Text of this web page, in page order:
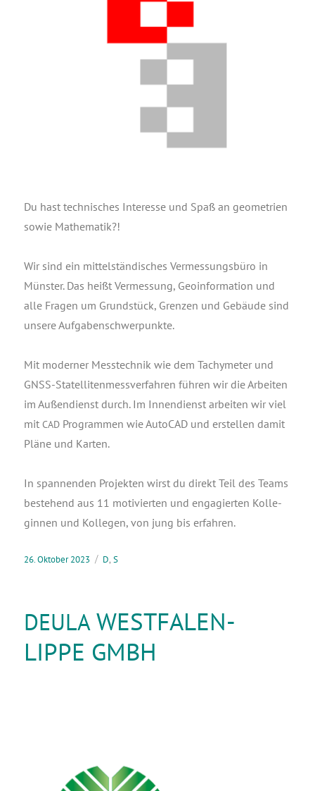
Du hast tech­ni­sches Inter­es­se und Spaß an geo­me­trien
sowie Mathematik?!
Wir sind ein mit­tel­stän­di­sches Ver­mes­sungs­bü­ro in
Müns­ter. Das heißt Ver­mes­sung, Geo­in­for­ma­ti­on und
alle Fra­gen um Grund­stück, Gren­zen und Gebäu­de sind
unse­re Aufgabenschwerpunkte.
Mit moder­ner Mess­tech­nik wie dem Tachy­me­ter und
GNSS-Sta­tel­li­ten­mess­ver­fah­ren füh­ren wir die Arbei­ten
im Außen­dienst durch. Im Innen­dienst arbei­ten wir viel
mitCAD Pro­gram­men wie Auto­CAD und erstel­len damit
Plä­ne und Karten.
In span­nen­den Pro­jek­ten wirst du direkt Teil des Teams
bestehend aus 11 moti­vier­ten und enga­gier­ten Kol­le­
gin­nen und Kol­le­gen, von jung bis erfahren.
26. Oktober 2023 D,S
DEULAWESTFALEN-
LIPPE GMBH